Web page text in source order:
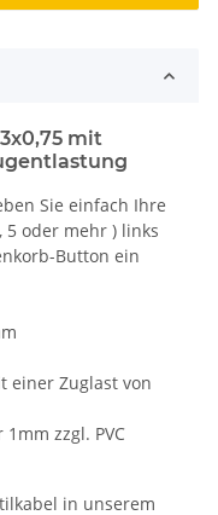
mit
Sie einfach Ihre
5 oder mehr ) links
Button ein
einer Zuglast von
zzgl. PVC
in unserem